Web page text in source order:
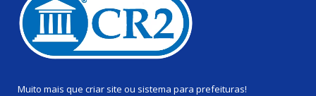
Muito mais que criar site ou sistema para prefeituras!